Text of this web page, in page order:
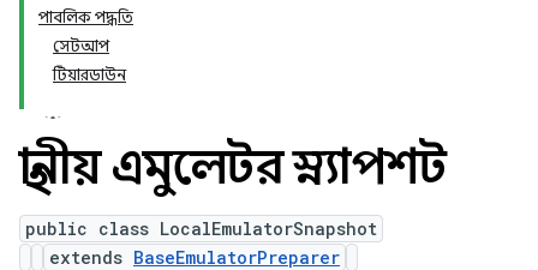
পাবলিক পদ্ধতি
সেটআপ
টিয়ারডাউন
স্থানীয় এমুলেটর স্ন্যাপশট
public class LocalEmulatorSnapshot
extends BaseEmulatorPreparer